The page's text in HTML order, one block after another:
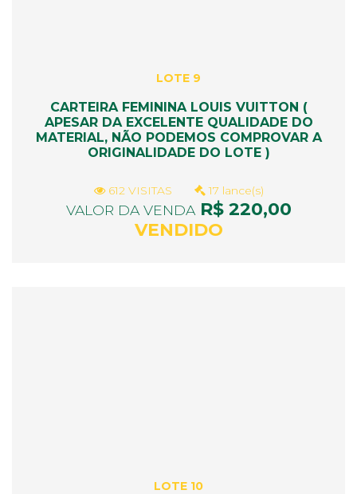
LOTE 9
CARTEIRA FEMININA LOUIS VUITTON (
APESAR DA EXCELENTE QUALIDADE DO
MATERIAL, NÃO PODEMOS COMPROVAR A
ORIGINALIDADE DO LOTE )
612 VISITAS 17 lance(s)
VALOR DA VENDAR$ 220,00
VENDIDO
LOTE 10